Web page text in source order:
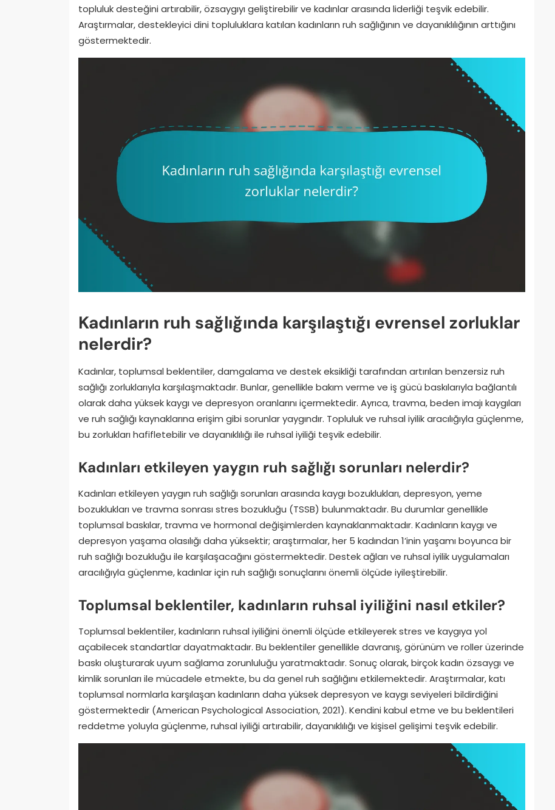
topluluk desteğini artırabilir, özsaygıyı geliştirebilir ve kadınlar arasında liderliği teşvik edebilir.
Araştırmalar, destekleyici dini topluluklara katılan kadınların ruh sağlığının ve dayanıklılığının arttığını
göstermektedir.
Kadınların ruh sağlığında karşılaştığı evrensel zorluklar
nelerdir?
Kadınlar, toplumsal beklentiler, damgalama ve destek eksikliği tarafından artırılan benzersiz ruh
sağlığı zorluklarıyla karşılaşmaktadır. Bunlar, genellikle bakım verme ve iş gücü baskılarıyla bağlantılı
olarak daha yüksek kaygı ve depresyon oranlarını içermektedir. Ayrıca, travma, beden imajı kaygıları
ve ruh sağlığı kaynaklarına erişim gibi sorunlar yaygındır. Topluluk ve ruhsal iyilik aracılığıyla güçlenme,
bu zorlukları hafifletebilir ve dayanıklılığı ile ruhsal iyiliği teşvik edebilir.
Kadınları etkileyen yaygın ruh sağlığı sorunları nelerdir?
Kadınları etkileyen yaygın ruh sağlığı sorunları arasında kaygı bozuklukları, depresyon, yeme
bozuklukları ve travma sonrası stres bozukluğu (TSSB) bulunmaktadır. Bu durumlar genellikle
toplumsal baskılar, travma ve hormonal değişimlerden kaynaklanmaktadır. Kadınların kaygı ve
depresyon yaşama olasılığı daha yüksektir; araştırmalar, her 5 kadından 1’inin yaşamı boyunca bir
ruh sağlığı bozukluğu ile karşılaşacağını göstermektedir. Destek ağları ve ruhsal iyilik uygulamaları
aracılığıyla güçlenme, kadınlar için ruh sağlığı sonuçlarını önemli ölçüde iyileştirebilir.
Toplumsal beklentiler, kadınların ruhsal iyiliğini nasıl etkiler?
Toplumsal beklentiler, kadınların ruhsal iyiliğini önemli ölçüde etkileyerek stres ve kaygıya yol
açabilecek standartlar dayatmaktadır. Bu beklentiler genellikle davranış, görünüm ve roller üzerinde
baskı oluşturarak uyum sağlama zorunluluğu yaratmaktadır. Sonuç olarak, birçok kadın özsaygı ve
kimlik sorunları ile mücadele etmekte, bu da genel ruh sağlığını etkilemektedir. Araştırmalar, katı
toplumsal normlarla karşılaşan kadınların daha yüksek depresyon ve kaygı seviyeleri bildirdiğini
göstermektedir (American Psychological Association, 2021). Kendini kabul etme ve bu beklentileri
reddetme yoluyla güçlenme, ruhsal iyiliği artırabilir, dayanıklılığı ve kişisel gelişimi teşvik edebilir.